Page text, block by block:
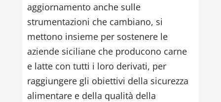
aggiornamento anche sulle
strumentazioni che cambiano, si
mettono insieme per sostenere le
aziende siciliane che producono carne
e latte con tutti i loro derivati, per
raggiungere gli obiettivi della sicurezza
alimentare e della qualità della